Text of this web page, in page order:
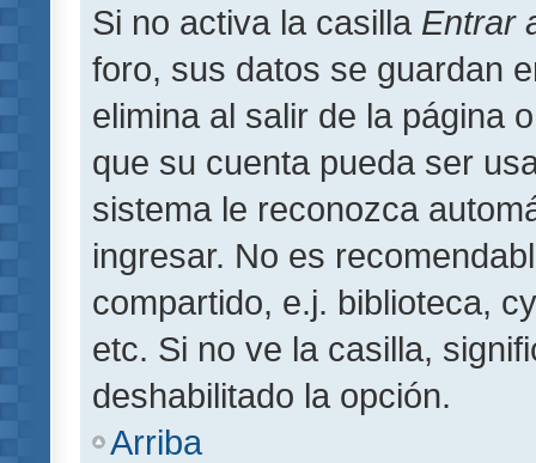
Si no activa la casilla Entrar
foro, sus datos se guardan
elimina al salir de la página
que su cuenta pueda ser
sistema le reconozca
ingresar. No es
compartido, e.j. biblioteca,
etc. Si no ve la casilla,
deshabilitado la opción.
Arriba